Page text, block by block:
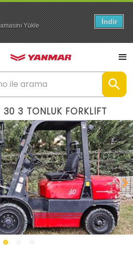
Yükle İndir
30 3 TONLUK FORKLİFT